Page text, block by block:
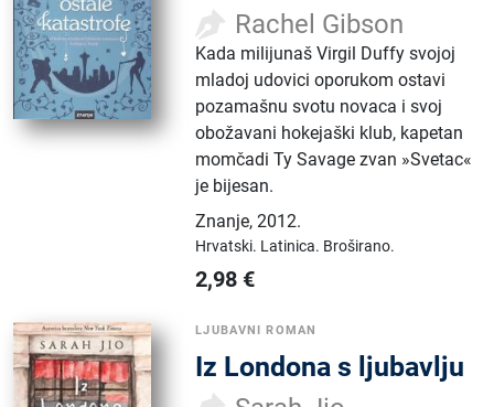
Rachel Gibson
Kada milijunaš Virgil Duffy svojoj
mladoj udovici oporukom ostavi
pozamašnu svotu novaca i svoj
obožavani hokejaški klub, kapetan
momčadi Ty Savage zvan »Svetac«
je bijesan.
Znanje,2012.
Hrvatski. Latinica. Broširano.
2,98 €
LJUBAVNI ROMAN
Iz Londona s ljubavlju